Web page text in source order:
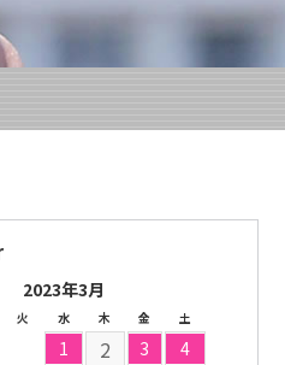
2023年3月
火 水 木 金 土
1 2 3 4